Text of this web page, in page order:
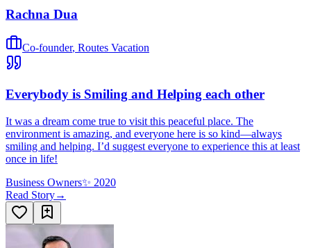
Rachna Dua
Co-founder, Routes Vacation
Everybody is Smiling and Helping each other
It was a dream come true to visit this peaceful place. The
environment is amazing, and everyone here is so kind—always
smiling and helping. I’d suggest everyone to experience this at least
once in life!
Business Owners✨ 2020
Read Story→